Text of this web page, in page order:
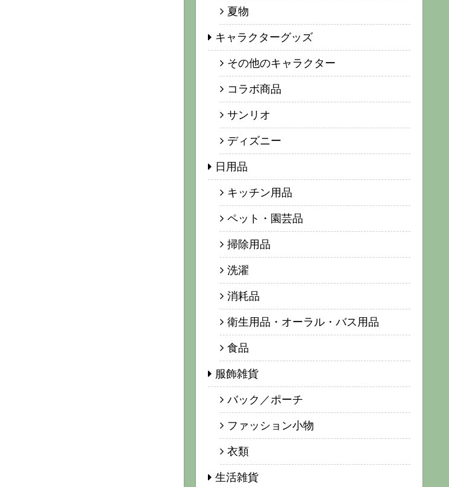
夏物
キャラクターグッズ
その他のキャラクター
コラボ商品
サンリオ
ディズニー
日用品
キッチン用品
ペット・園芸品
掃除用品
洗濯
消耗品
衛生用品・オーラル・バス用品
食品
服飾雑貨
バック／ポーチ
ファッション小物
衣類
生活雑貨